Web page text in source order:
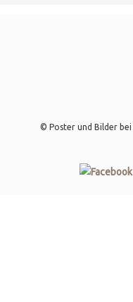
© Poster und Bilder bei